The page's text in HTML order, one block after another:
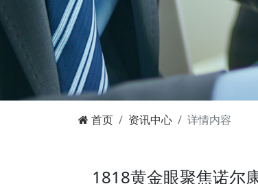
首页 资讯中心 详情内容
1818黄金眼聚焦诺尔